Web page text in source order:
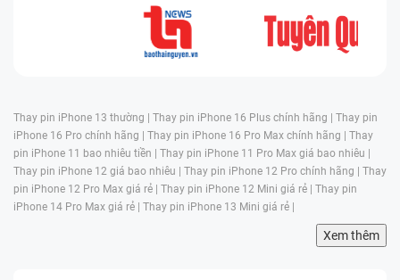
Thay pin iPhone 13 thường | Thay pin iPhone 16 Plus chính hãng | Thay pin
iPhone 16 Pro chính hãng | Thay pin iPhone 16 Pro Max chính hãng | Thay
pin iPhone 11 bao nhiêu tiền | Thay pin iPhone 11 Pro Max giá bao nhiêu |
Thay pin iPhone 12 giá bao nhiêu | Thay pin iPhone 12 Pro chính hãng | Thay
pin iPhone 12 Pro Max giá rẻ | Thay pin iPhone 12 Mini giá rẻ | Thay pin
iPhone 14 Pro Max giá rẻ | Thay pin iPhone 13 Mini giá rẻ |
Xem thêm